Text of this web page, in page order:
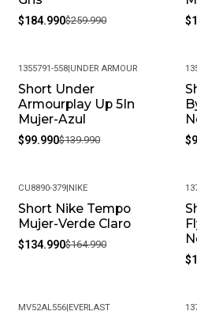
$184.990$259.990
-29%
1355791-558| UNDER ARMOUR
Short Under
Armourplay Up 5In
Mujer-Azul
$99.990$139.990
-18%
CU8890-379|NIKE
Short Nike Tempo
Mujer-Verde Claro
$134.990$164.990
MV52AL556|EVERLAST